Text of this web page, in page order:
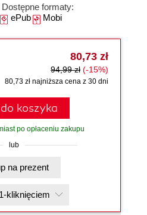
Dostępne formaty:
ePubMobi
80,73 zł
94,99 zł (-15%)
80,73 zł najniższa cena z 30 dni
koszyka
po opłaceniu zakupu
lub
Kup na prezent
kliknięciem